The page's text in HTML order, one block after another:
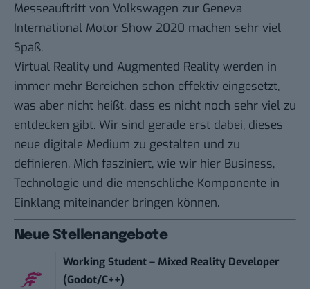
Messeauftritt von Volkswagen zur Geneva
International Motor Show 2020 machen sehr viel
Spaß.
Virtual Reality und Augmented Reality werden in
immer mehr Bereichen schon effektiv eingesetzt,
was aber nicht heißt, dass es nicht noch sehr viel zu
entdecken gibt. Wir sind gerade erst dabei, dieses
neue digitale Medium zu gestalten und zu
definieren. Mich fasziniert, wie wir hier Business,
Technologie und die menschliche Komponente in
Einklang miteinander bringen können.
Neue Stellenangebote
Working Student – Mixed Reality Developer
(Godot/C++)